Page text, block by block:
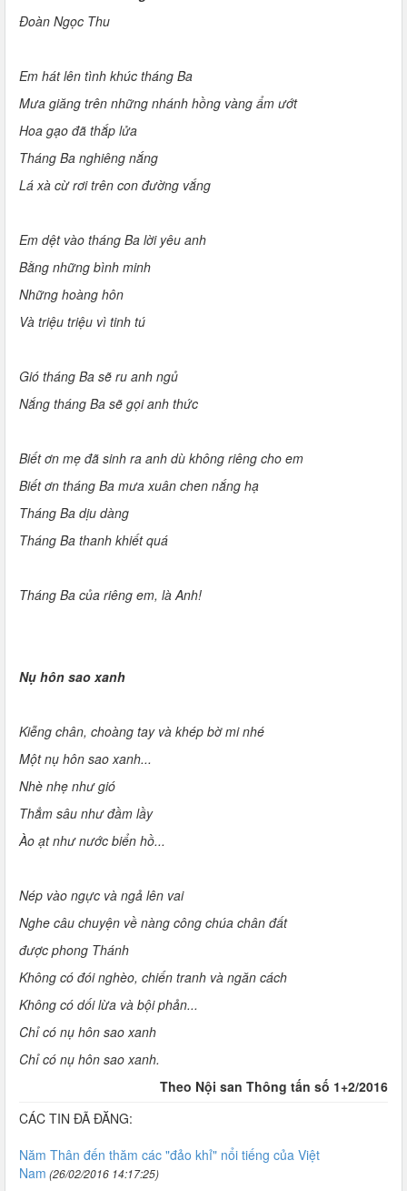
Đoàn Ngọc Thu
Em hát lên tình khúc tháng Ba
Mưa giăng trên những nhánh hồng vàng ẩm ướt
Hoa gạo đã thắp lửa
Tháng Ba nghiêng nắng
Lá xà cừ rơi trên con đường vắng
Em dệt vào tháng Ba lời yêu anh
Bằng những bình minh
Những hoàng hôn
Và triệu triệu vì tinh tú
Gió tháng Ba sẽ ru anh ngủ
Nắng tháng Ba sẽ gọi anh thức
Biết ơn mẹ đã sinh ra anh dù không riêng cho em
Biết ơn tháng Ba mưa xuân chen nắng hạ
Tháng Ba dịu dàng
Tháng Ba thanh khiết quá
Tháng Ba của riêng em, là Anh!
Nụ hôn sao xanh
Kiễng chân, choàng tay và khép bờ mi nhé
Một nụ hôn sao xanh...
Nhè nhẹ như gió
Thẳm sâu như đầm lầy
Ào ạt như nước biển hồ...
Nép vào ngực và ngả lên vai
Nghe câu chuyện về nàng công chúa chân đất
được phong Thánh
Không có đói nghèo, chiến tranh và ngăn cách
Không có dối lừa và bội phản...
Chỉ có nụ hôn sao xanh
Chỉ có nụ hôn sao xanh.
Theo Nội san Thông tấn số 1+2/2016
CÁC TIN ĐÃ ĐĂNG:
Năm Thân đến thăm các "đảo khỉ" nổi tiếng của Việt
Nam (26/02/2016 14:17:25)